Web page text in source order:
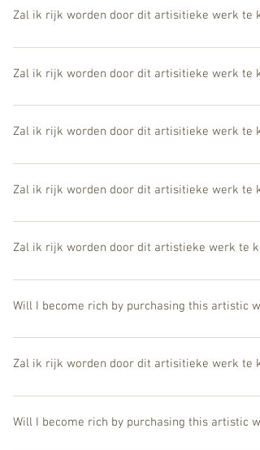
Zal ik rijk worden door dit artisitieke werk te
Meer dan rijk, u zal overvloed voelen. (U
Zal ik rijk worden door dit artisitieke werk te
Meer dan rijk, u zal overvloed voelen. (U
Zal ik rijk worden door dit artisitieke werk te
Meer dan rijk, u zal overvloed voelen. (U
Zal ik rijk worden door dit artisitieke werk te
Meer dan rijk, u zal overvloed voelen. (U
Zal ik rijk worden door dit artistieke werk te
Meer dan rijk, u zal overvloed voelen. (U
Will I become rich by purchasing this artistic
More than rich, you will feel abundance and
Zal ik rijk worden door dit artisitieke werk te
Meer dan rijk, u zal overvloed voelen. (U
Will I become rich by purchasing this artistic